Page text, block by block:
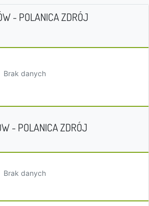
- POLANICA ZDRÓJ
Brak danych
- POLANICA ZDRÓJ
Brak danych